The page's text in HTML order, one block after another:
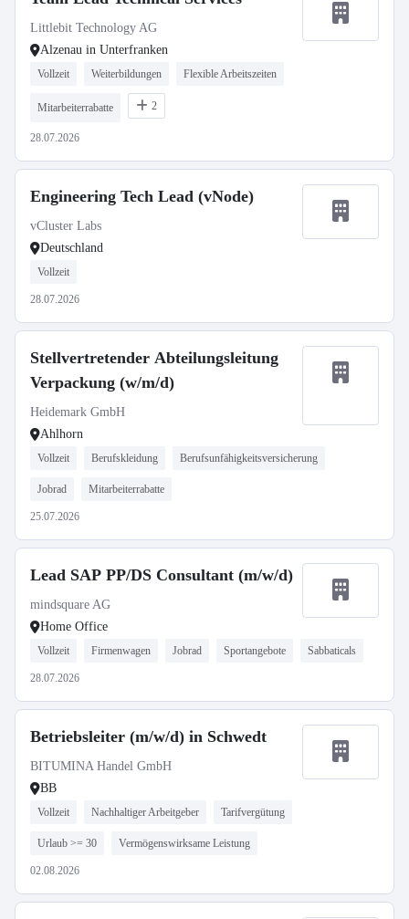
Littlebit Technology AG
Alzenau in Unterfranken
Vollzeit Weiterbildungen Flexible Arbeitszeiten
Mitarbeiterrabatte 2
28.07.2026
Engineering Tech Lead (vNode)
vCluster Labs
Deutschland
Vollzeit
28.07.2026
Stellvertretender Abteilungsleitung
Verpackung (w/m/d)
Heidemark GmbH
Ahlhorn
Vollzeit Berufskleidung Berufsunfähigkeitsversicherung
Jobrad Mitarbeiterrabatte
25.07.2026
Lead SAP PP/DS Consultant (m/w/d)
mindsquare AG
Home Office
Vollzeit Firmenwagen Jobrad Sportangebote Sabbaticals
28.07.2026
Betriebsleiter (m/w/d) in Schwedt
BITUMINA Handel GmbH
BB
Vollzeit Nachhaltiger Arbeitgeber Tarifvergütung
Urlaub >= 30 Vermögenswirksame Leistung
02.08.2026